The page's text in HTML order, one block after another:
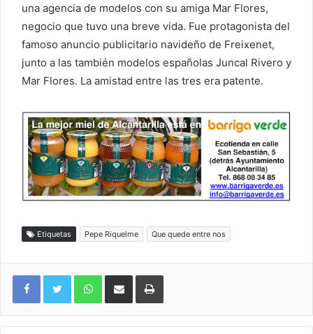
una agencia de modelos con su amiga Mar Flores,
negocio que tuvo una breve vida. Fue protagonista del
famoso anuncio publicitario navideño de Freixenet,
junto a las también modelos españolas Juncal Rivero y
Mar Flores. La amistad entre las tres era patente.
Etiquetas Pepe Riquelme Que quede entre nos
WhatsAppCompartir por correo electrónicoImprimir